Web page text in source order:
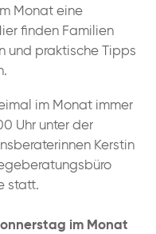
Monat eine
finden Familien
und praktische Tipps
im Monat immer
Uhr unter der
Kerstin
statt.
im Monat